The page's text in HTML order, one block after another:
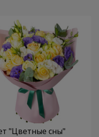
"Цветные сны"